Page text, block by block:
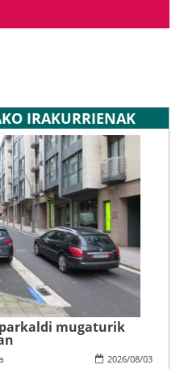
IRAKURRIENAK
mugaturik
2026/08/03